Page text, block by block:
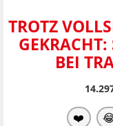
TROTZ
BEI
❤️